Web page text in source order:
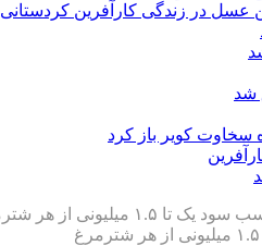
عسل‌ در زندگی کارآفرین کردستانی
شد
سخاوت کویر باز کرد
از هر شترمرغ